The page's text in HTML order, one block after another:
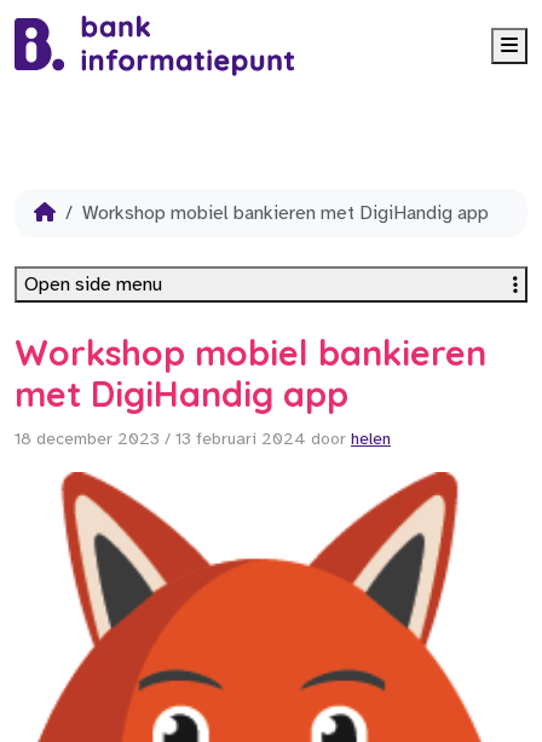
Workshop mobiel bankieren met DigiHandig app
Workshop mobiel bankieren
met DigiHandig app
18 december 2023 / 13 februari 2024 door helen
Open side menu